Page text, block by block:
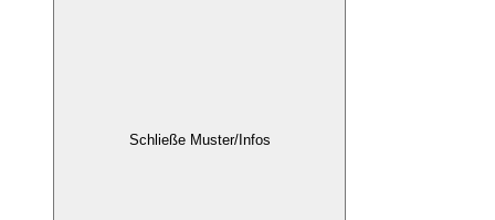
Schließe Muster/Infos